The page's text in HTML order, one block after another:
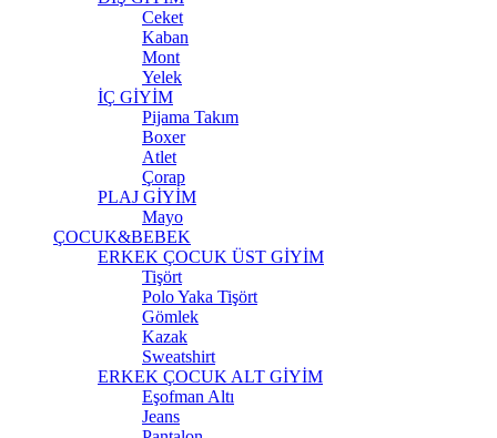
Ceket
Kaban
Mont
Yelek
İÇ GİYİM
Pijama Takım
Boxer
Atlet
Çorap
PLAJ GİYİM
Mayo
ÇOCUK&BEBEK
ERKEK ÇOCUK ÜST GİYİM
Tişört
Polo Yaka Tişört
Gömlek
Kazak
Sweatshirt
ERKEK ÇOCUK ALT GİYİM
Eşofman Altı
Jeans